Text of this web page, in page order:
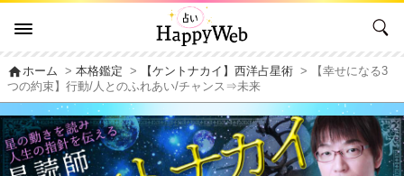
homeホーム >本格鑑定 > 【ケントナカイ】西洋占星術 > 【幸せになる3
つの約束】行動/人とのふれあい/チャンス⇒未来